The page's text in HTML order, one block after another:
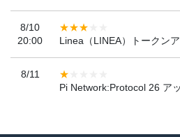
8/10
20:00
Linea（LINEA）トークン
8/11
Pi Network:Protocol 26 ア